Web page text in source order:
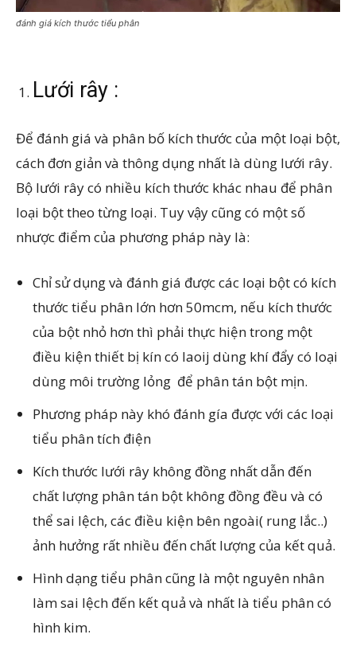
đánh giá kích thước tiểu phân
Lưới rây :
Để đánh giá và phân bố kích thước của một loại bột,
cách đơn giản và thông dụng nhất là dùng lưới rây.
Bộ lưới rây có nhiều kích thước khác nhau để phân
loại bột theo từng loại. Tuy vậy cũng có một số
nhược điểm của phương pháp này là:
Chỉ sử dụng và đánh giá được các loại bột có kích
thước tiểu phân lớn hơn 50mcm, nếu kích thước
của bột nhỏ hơn thì phải thực hiện trong một
điều kiện thiết bị kín có laoij dùng khí đẩy có loại
dùng môi trường lỏng để phân tán bột mịn.
Phương pháp này khó đánh gía được với các loại
tiểu phân tích điện
Kích thước lưới rây không đồng nhất dẫn đến
chất lượng phân tán bột không đồng đều và có
thể sai lệch, các điều kiện bên ngoài( rung lắc..)
ảnh hưởng rất nhiều đến chất lượng của kết quả.
Hình dạng tiểu phân cũng là một nguyên nhân
làm sai lệch đến kết quả và nhất là tiểu phân có
hình kim.